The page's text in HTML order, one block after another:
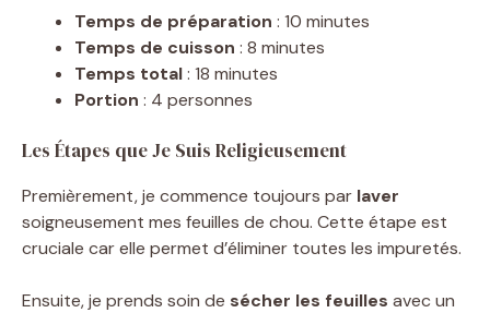
Temps de préparation : 10 minutes
Temps de cuisson : 8 minutes
Temps total: 18 minutes
Portion : 4 personnes
Les Étapes que Je Suis Religieusement
Premièrement, je commence toujours par laver
soigneusement mes feuilles de chou. Cette étape est
cruciale car elle permet d’éliminer toutes les impuretés.
Ensuite, je prends soin de sécher les feuilles avec un